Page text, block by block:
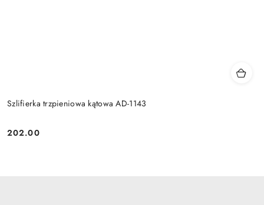
Szlifierka trzpieniowa kątowa AD-1143
Cena:
202.00